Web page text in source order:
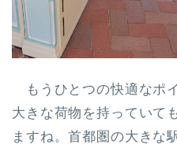
もうひとつの快適なポ
大きな荷物を持っていて
ますね。首都圏の大きな